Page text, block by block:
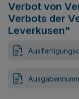
Verbot von
Verbots der
Leverkusen"